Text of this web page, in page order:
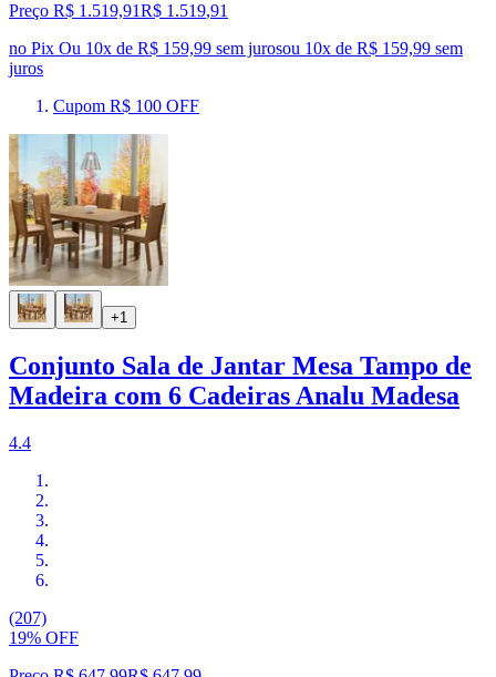
Preço R$ 1.519,91R$ 1.519,91
no Pix Ou 10x de R$ 159,99 sem jurosou 10x de R$ 159,99 sem
juros
Cupom R$ 100 OFF
+1
Conjunto Sala de Jantar Mesa Tampo de
Madeira com 6 Cadeiras Analu Madesa
4.4
(207)
19% OFF